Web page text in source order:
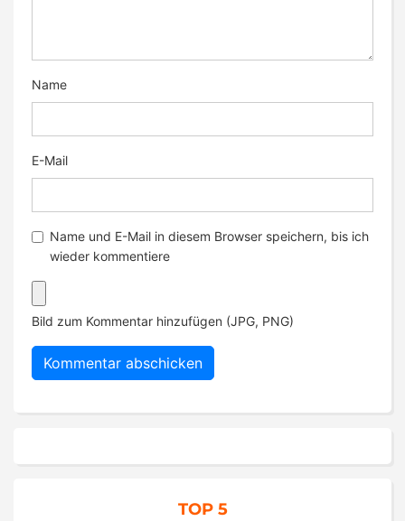
Name
E-Mail
Name und E-Mail in diesem Browser speichern, bis ich
wieder kommentiere
Bild zum Kommentar hinzufügen (JPG, PNG)
TOP 5